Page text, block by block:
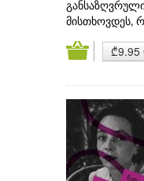
მისთხოვდეს,
₾9.95